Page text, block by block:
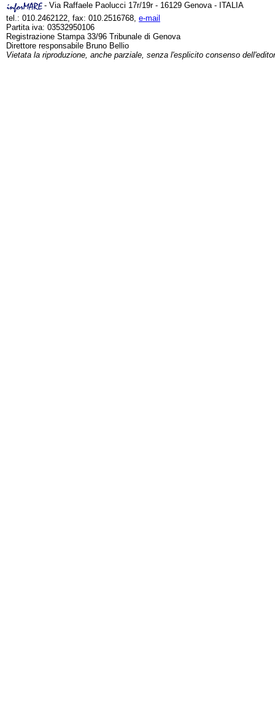
- Via Raffaele Paolucci 17r/19r - 16129 Genova - ITALIA
tel.: 010.2462122, fax: 010.2516768, e-mail
Partita iva: 03532950106
Registrazione Stampa 33/96 Tribunale di Genova
Direttore responsabile Bruno Bellio
Vietata la riproduzione, anche parziale, senza l'esplicito consenso